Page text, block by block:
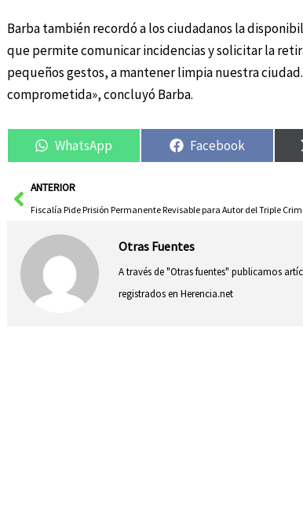
Barba también recordó a los ciudadanos la
que permite comunicar incidencias y solicitar la
pequeños gestos, a mantener limpia nuestra
comprometida», concluyó Barba.
WhatsApp Facebook
AntANTERIOR
Otras Fuentes
A través de "Otras fuentes" publicamos
registrados en Herencia.net